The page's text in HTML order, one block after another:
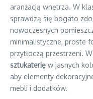
aranżacją wnętrza. W
sprawdzą się bogato
nowoczesnych
minimalistyczne, proste
przytłoczą przestrzeni.
sztukaterię w jasnych
aby elementy
mebli i dodatków.